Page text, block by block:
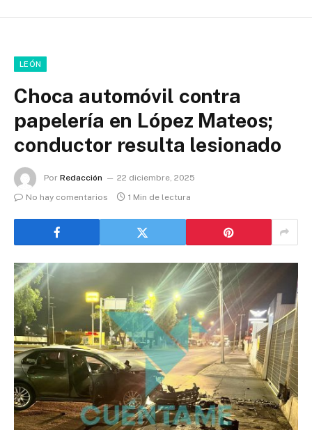
LEÓN
Choca automóvil contra
papelería en López Mateos;
conductor resulta lesionado
Por Redacción
22 diciembre, 2025
No hay comentarios
1 Min de lectura